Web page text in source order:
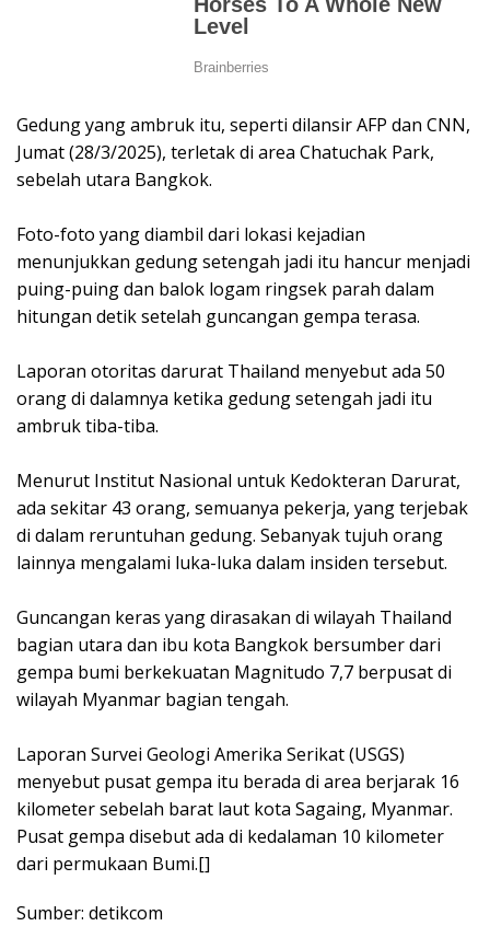
Gedung yang ambruk itu, seperti dilansir AFP dan CNN,
Jumat (28/3/2025), terletak di area Chatuchak Park,
sebelah utara Bangkok.
Foto-foto yang diambil dari lokasi kejadian
menunjukkan gedung setengah jadi itu hancur menjadi
puing-puing dan balok logam ringsek parah dalam
hitungan detik setelah guncangan gempa terasa.
Laporan otoritas darurat Thailand menyebut ada 50
orang di dalamnya ketika gedung setengah jadi itu
ambruk tiba-tiba.
Menurut Institut Nasional untuk Kedokteran Darurat,
ada sekitar 43 orang, semuanya pekerja, yang terjebak
di dalam reruntuhan gedung. Sebanyak tujuh orang
lainnya mengalami luka-luka dalam insiden tersebut.
Guncangan keras yang dirasakan di wilayah Thailand
bagian utara dan ibu kota Bangkok bersumber dari
gempa bumi berkekuatan Magnitudo 7,7 berpusat di
wilayah Myanmar bagian tengah.
Laporan Survei Geologi Amerika Serikat (USGS)
menyebut pusat gempa itu berada di area berjarak 16
kilometer sebelah barat laut kota Sagaing, Myanmar.
Pusat gempa disebut ada di kedalaman 10 kilometer
dari permukaan Bumi.[]
Sumber: detikcom